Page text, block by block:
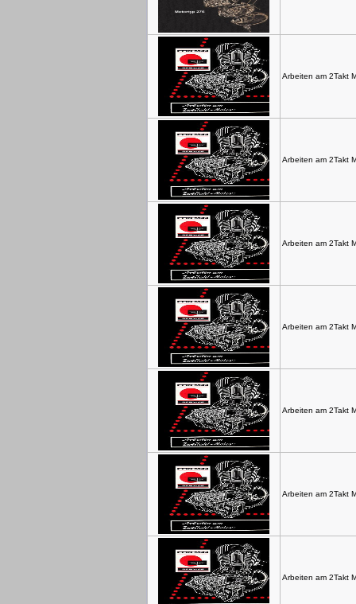
Arbeiten am 2Takt
Arbeiten am 2Takt
Arbeiten am 2Takt
Arbeiten am 2Takt
Arbeiten am 2Takt
Arbeiten am 2Takt
Arbeiten am 2Takt